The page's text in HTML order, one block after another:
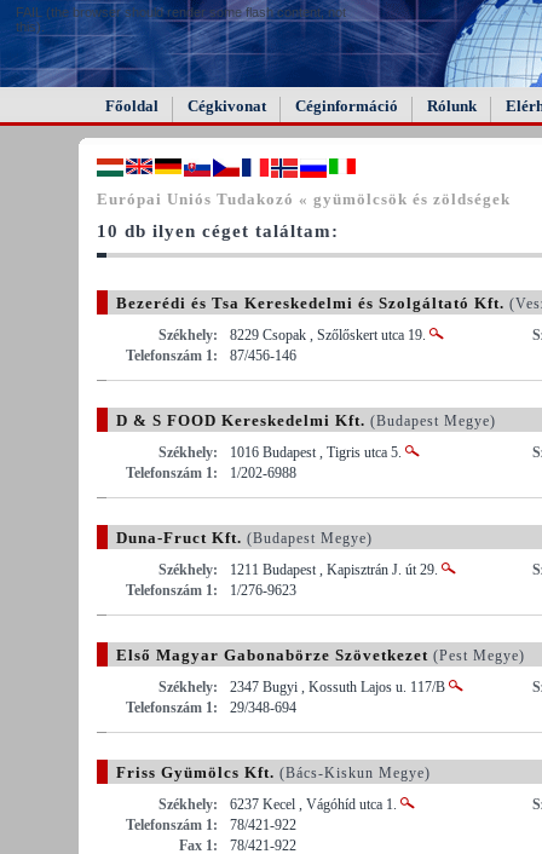
FAIL (the browser should render some flash content, not
this).
Főoldal Cégkivonat Céginformáció Rólunk
Európai Uniós Tudakozó « gyümölcsök és zöldségek
10 db ilyen céget találtam:
Bezerédi és Tsa Kereskedelmi és Szolgáltató Kft.
Székhely:
8229 Csopak , Szőlőskert utca 19.
Telefonszám 1:
87/456-146
D & S FOOD Kereskedelmi Kft. (Budapest Megye)
Székhely:
1016 Budapest , Tigris utca 5.
Telefonszám 1:
1/202-6988
Duna-Fruct Kft. (Budapest Megye)
Székhely:
1211 Budapest , Kapisztrán J. út 29.
Telefonszám 1:
1/276-9623
Első Magyar Gabonabörze Szövetkezet (Pest Megye)
Székhely:
2347 Bugyi , Kossuth Lajos u. 117/B
Telefonszám 1:
29/348-694
Friss Gyümölcs Kft. (Bács-Kiskun Megye)
Székhely:
6237 Kecel , Vágóhíd utca 1.
Telefonszám 1:
78/421-922
Fax 1:
78/421-922